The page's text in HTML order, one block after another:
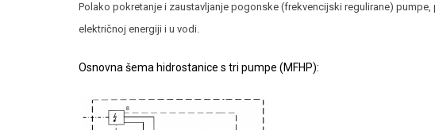
Polako pokretanje i zaustavljanje pogonske (frekvencijski regulirane)
električnoj energiji i u vodi.
Osnovna šema hidrostanice s tri pumpe (MFHP):